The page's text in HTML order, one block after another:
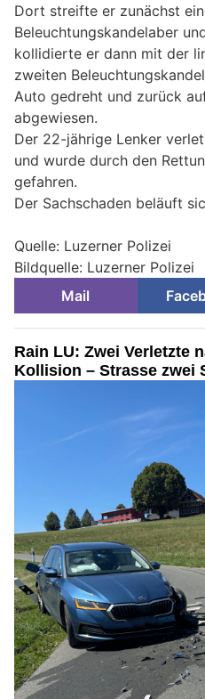
Dort streifte er zunächst
Beleuchtungskandelaber
kollidierte er dann mit der
zweiten
Auto gedreht und zurück
abgewiesen.
Der 22-jährige Lenker
und wurde durch den
gefahren.
Der Sachschaden beläuft
Quelle: Luzerner Polizei
Bildquelle: Luzerner Polizei
Mail
Rain LU: Zwei Verletzte
Kollision – Strasse zwei